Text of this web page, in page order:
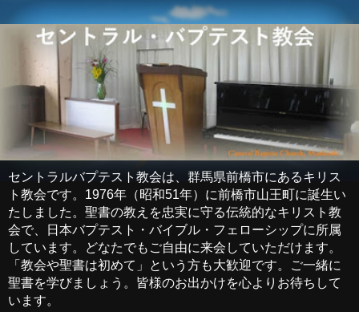
セントラルバプテスト教会は、群馬県前橋市にあるキリス
ト教会です。1976年（昭和51年）に前橋市山王町に誕生い
たしました。聖書の教えを忠実に守る伝統的なキリスト教
会で、日本バプテスト・バイブル・フェローシップに所属
しています。どなたでもご自由に来会していただけます。
「教会や聖書は初めて」という方も大歓迎です。ご一緒に
聖書を学びましょう。皆様のお出かけを心よりお待ちして
います。